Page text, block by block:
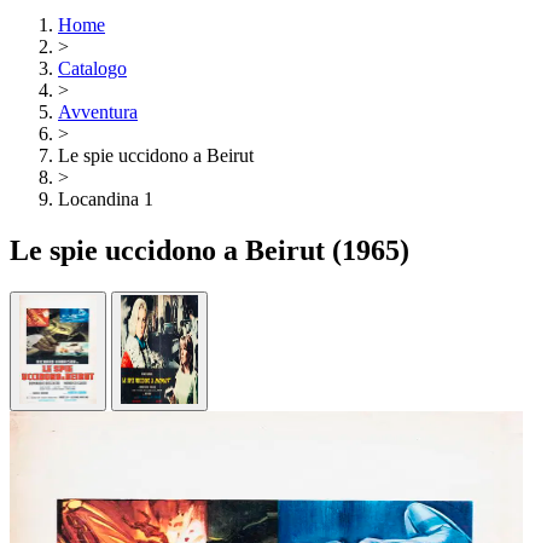
Home
>
Catalogo
>
Avventura
>
Le spie uccidono a Beirut
>
Locandina 1
Le spie uccidono a Beirut (1965)